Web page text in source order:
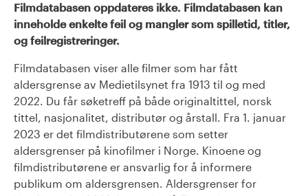
Filmdatabasen oppdateres ikke. Filmdatabasen kan
inneholde enkelte feil og mangler som spilletid, titler,
og feilregistreringer.
Filmdatabasen viser alle filmer som har fått
aldersgrense av Medietilsynet fra 1913 til og med
2022. Du får søketreff på både originaltittel, norsk
tittel, nasjonalitet, distributør og årstall. Fra 1. januar
2023 er det filmdistributørene som setter
aldersgrenser på kinofilmer i Norge. Kinoene og
filmdistributørene er ansvarlig for å informere
publikum om aldersgrensen. Aldersgrenser for